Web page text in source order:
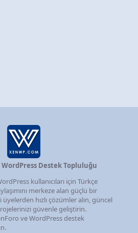
Destek Topluluğu
kullanıcıları için Türkçe
merkeze alan güçlü bir
hızlı çözümler alın, güncel
güvenle geliştirin.
ve WordPress destek